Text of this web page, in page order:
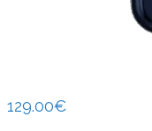
129.00€